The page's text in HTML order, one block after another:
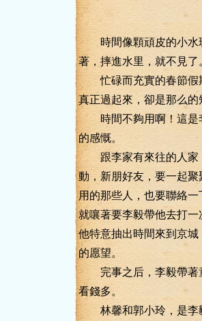
時間像顆頑皮的小水
著，摔進水里，就不見了
忙碌而充實的春節假期
真正過起來，卻是那么的
時間不夠用啊！這是
的感慨。
跟李家有來往的人家
動，新朋好友，要一起聚
用的那些人，也要聯絡
就嚷著要李毅帶他去打一
他特意抽出時間來到京
的愿望。
完事之后，李毅帶著
看錢多。
林馨和郭小玲，是李